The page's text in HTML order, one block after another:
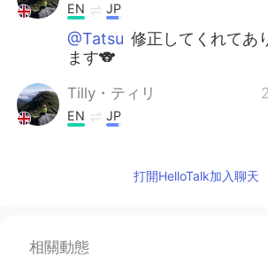
EN JP
@Tatsu 修正してくれてあ
ます🐨
Tilly・ティリ
EN JP
@Tatsu
打開HelloTalk加入聊天
相關動態